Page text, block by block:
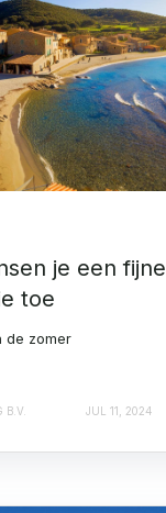
je een fijne
toe
de zomer
B.V. JUL 11, 2024